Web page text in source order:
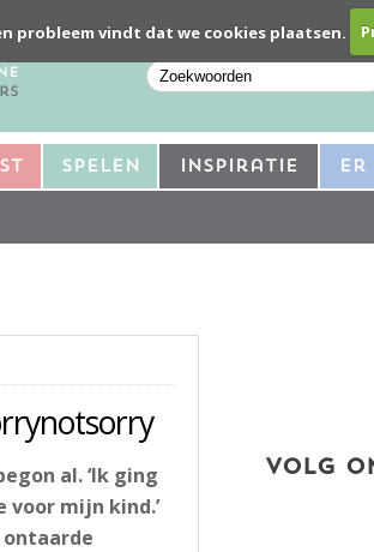
probleem vindt dat we cookies plaatsen.
Spelen Inspiratie Er
al. ‘Ik ging
mijn kind.’
ontaarde
VOLG